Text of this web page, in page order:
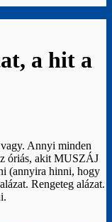
a hit a
Annyi minden
óriás, akit MUSZÁJ
(annyira hinni, hogy
Rengeteg alázat.